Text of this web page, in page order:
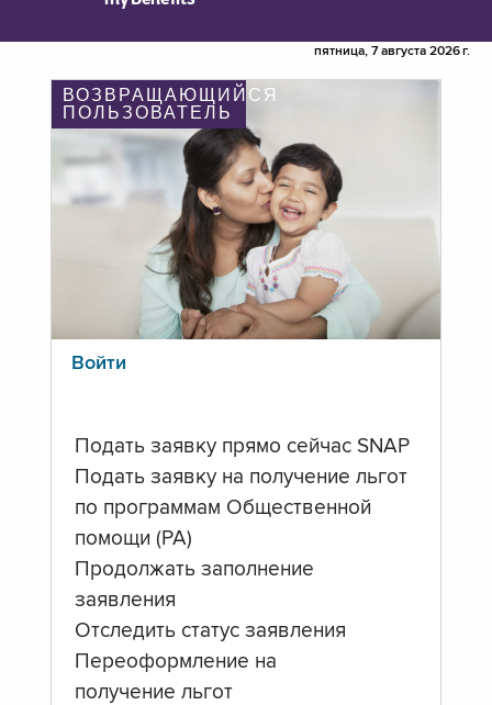
пятница, 7 августа 2026 г.
ВОЗВРАЩАЮЩИЙСЯ
ПОЛЬЗОВАТЕЛЬ
Войти
Подать заявку прямо сейчас SNAP
Подать заявку на получение льгот
по программам Общественной
помощи (PA)
Продолжать заполнение
заявления
Отследить статус заявления
Переоформление на
получение льгот